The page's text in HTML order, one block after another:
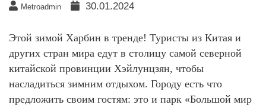
Metroadmin 30.01.2024
Этой зимой Харбин в тренде! Туристы из Китая и
других стран мира едут в столицу самой северной
китайской провинции Хэйлунцзян, чтобы
насладиться зимним отдыхом. Городу есть что
предложить своим гостям: это и парк «Большой мир